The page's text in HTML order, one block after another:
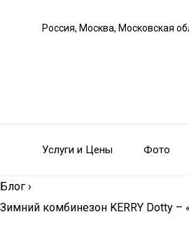
Россия, Москва, Московская
Услуги и Цены Фото
Блог ›
Зимний комбинезон KERRY Dotty –